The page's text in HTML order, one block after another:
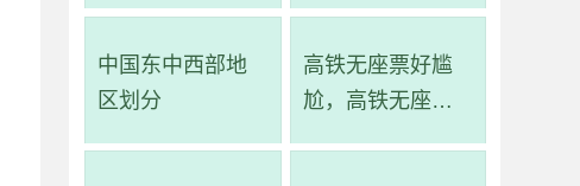
中国东中西部地
区划分
高铁无座票好尴
尬，高铁无座票